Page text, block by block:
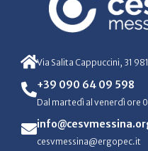
Via Salita Cappuccini, 31
+39 090 64 09 598
Dal martedì al venerdì ore
cesvmessina@ergopec.it